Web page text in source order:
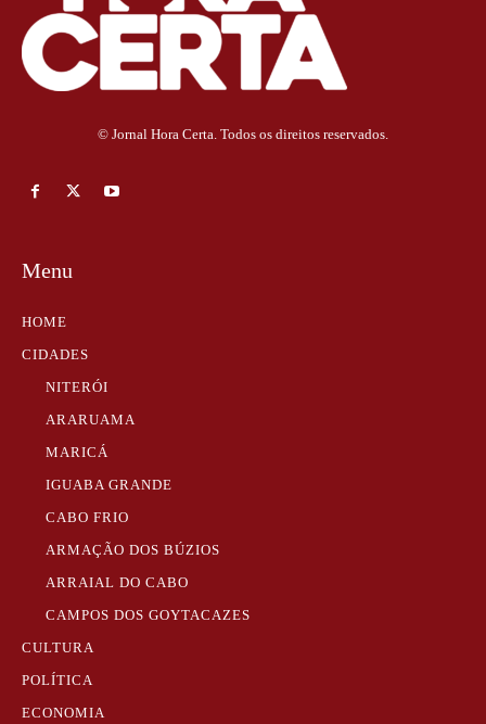
© Jornal Hora Certa. Todos os direitos reservados.
Menu
HOME
CIDADES
NITERÓI
ARARUAMA
MARICÁ
IGUABA GRANDE
CABO FRIO
ARMAÇÃO DOS BÚZIOS
ARRAIAL DO CABO
CAMPOS DOS GOYTACAZES
CULTURA
POLÍTICA
ECONOMIA